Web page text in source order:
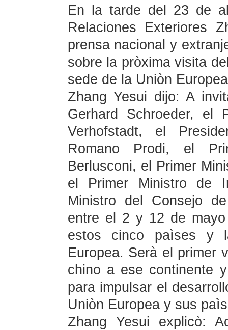
En la tarde del 23 de
Relaciones Exteriores
prensa nacional y
sobre la pròxima visita
sede de la Uniòn
Zhang Yesui dijo: A
Gerhard Schroeder, el
Verhofstadt, el
Romano Prodi, el
Berlusconi, el Primer
el Primer Ministro de
Ministro del Consejo
entre el 2 y 12 de
estos cinco paìses y
Europea. Serà el primer
chino a ese continente
para impulsar el
Uniòn Europea y sus
Zhang Yesui explicò: